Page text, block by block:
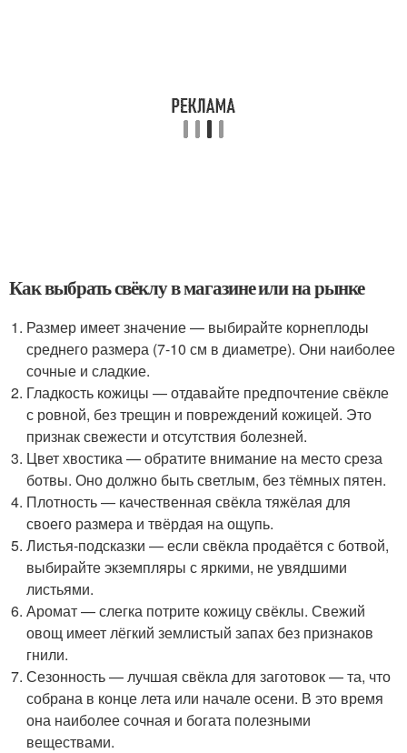
Как выбрать свёклу в магазине или на рынке
Размер имеет значение — выбирайте корнеплоды
среднего размера (7-10 см в диаметре). Они наиболее
сочные и сладкие.
Гладкость кожицы — отдавайте предпочтение свёкле
с ровной, без трещин и повреждений кожицей. Это
признак свежести и отсутствия болезней.
Цвет хвостика — обратите внимание на место среза
ботвы. Оно должно быть светлым, без тёмных пятен.
Плотность — качественная свёкла тяжёлая для
своего размера и твёрдая на ощупь.
Листья-подсказки — если свёкла продаётся с ботвой,
выбирайте экземпляры с яркими, не увядшими
листьями.
Аромат — слегка потрите кожицу свёклы. Свежий
овощ имеет лёгкий землистый запах без признаков
гнили.
Сезонность — лучшая свёкла для заготовок — та, что
собрана в конце лета или начале осени. В это время
она наиболее сочная и богата полезными
веществами.